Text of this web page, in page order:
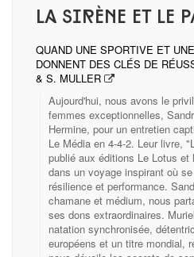
La Sirène et le
QUAND UNE SPORTIVE ET
DONNENT DES CLÉS DE
& S. MULLER
Aujourd'hui, nous avons le
femmes exceptionnelles,
Hermine, pour un entretien
Le Média en 4-4-2. Leur livre,
publié aux éditions Le Lotus et
dans un voyage inspirant où
résilience et performance.
chamane et médium, nous
ses dons extraordinaires.
natation synchronisée,
européens et un titre mondial,